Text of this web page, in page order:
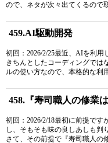
ので、ネタが次々出てくるので
459.AI駆動開発
初回：2026/2/25最近、AIを利
きちんとしたコーディングでは
ルの使い方なので、本格的な利
458.『寿司職人の修業
初回：2026/2/18最初に前提で
し、そもそも味の良しあしも
さて、その前提で『寿司職人の